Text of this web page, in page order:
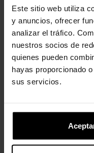
Este sitio web utiliza
y anuncios, ofrecer
analizar el tráfico.
nuestros socios de
quienes pueden
hayas proporcionado
sus servicios.
Sandálias de criança...
39,99 € 31,99 €